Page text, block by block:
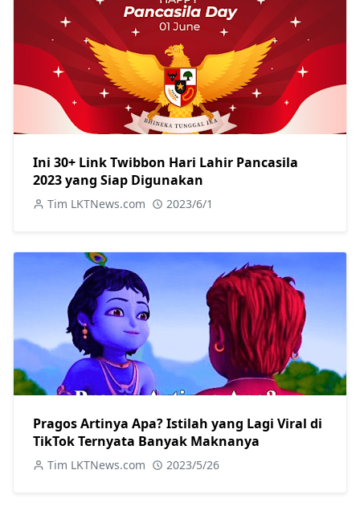
Ini 30+ Link Twibbon Hari Lahir Pancasila
2023 yang Siap Digunakan
Tim LKTNews.com 2023/6/1
Pragos Artinya Apa? Istilah yang Lagi Viral di
TikTok Ternyata Banyak Maknanya
Tim LKTNews.com 2023/5/26